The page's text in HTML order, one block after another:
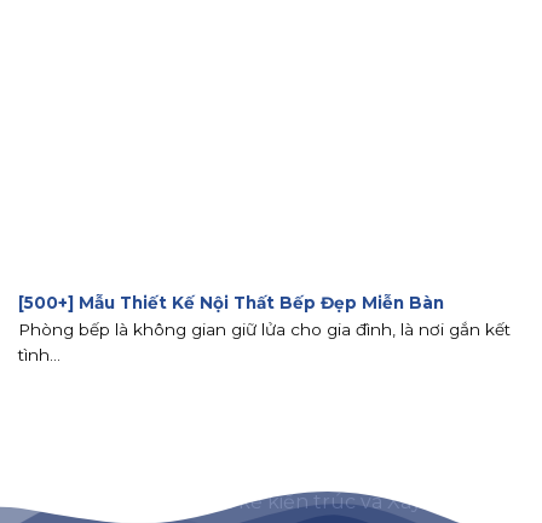
[500+] Mẫu Thiết Kế Nội Thất Bếp Đẹp Miễn Bàn
Phòng bếp là không gian giữ lửa cho gia đình, là nơi gắn kết
tình...